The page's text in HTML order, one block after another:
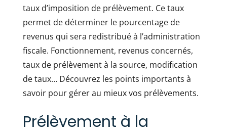
taux d’imposition de prélèvement. Ce taux
permet de déterminer le pourcentage de
revenus qui sera redistribué à l’administration
fiscale. Fonctionnement, revenus concernés,
taux de prélèvement à la source, modification
de taux… Découvrez les points importants à
savoir pour gérer au mieux vos prélèvements.
Prélèvement à la